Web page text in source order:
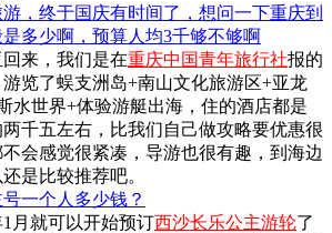
，终于国庆有时间了，想问一下重庆到
多少啊，预算人均3千够不够啊
来，我们是在重庆中国青年旅行社报的
览了蜈支洲岛+南山文化旅游区+亚龙
水世界+体验游艇出海，住的酒店都是
千五左右，比我们自己做攻略要优惠很
会感觉很紧凑，导游也很有趣，到海边
是比较推荐吧。
一个人多少钱？
1月就可以开始预订西沙长乐公主游轮了